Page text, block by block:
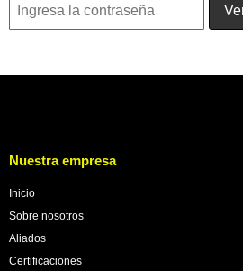
Nuestra empresa
Inicio
Sobre nosotros
Aliados
Certificaciones